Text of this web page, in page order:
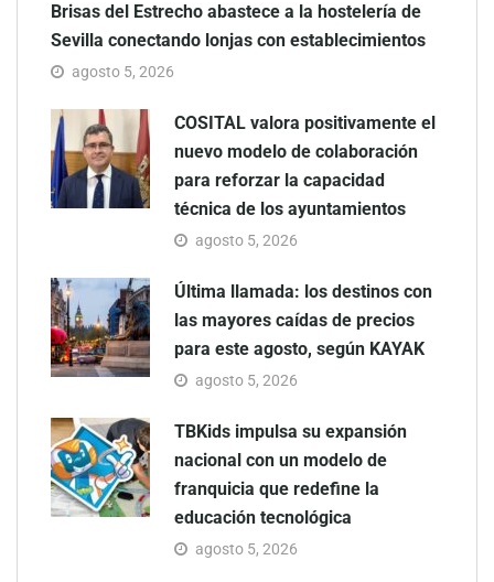
Brisas del Estrecho abastece a la hostelería de
Sevilla conectando lonjas con establecimientos
agosto 5, 2026
COSITAL valora positivamente el
nuevo modelo de colaboración
para reforzar la capacidad
técnica de los ayuntamientos
agosto 5, 2026
Última llamada: los destinos con
las mayores caídas de precios
para este agosto, según KAYAK
agosto 5, 2026
TBKids impulsa su expansión
nacional con un modelo de
franquicia que redefine la
educación tecnológica
agosto 5, 2026